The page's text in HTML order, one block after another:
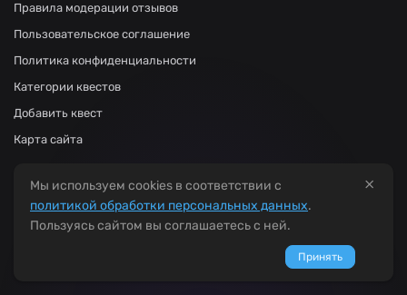
Правила модерации отзывов
Пользовательское соглашение
Политика конфиденциальности
Категории квестов
Добавить квест
Карта сайта
×
Мы используем cookies в соответствии с
политикой обработки персональных данных.
Пользуясь сайтом вы соглашаетесь с ней.
Принять